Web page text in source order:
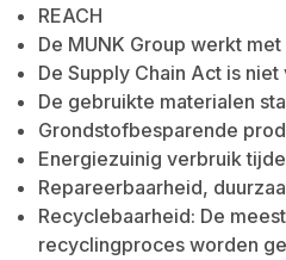
REACH
De MUNK Group werkt
De Supply Chain Act is
De gebruikte materialen
Grondstofbesparende
Energiezuinig verbruik
Repareerbaarheid,
Recyclebaarheid: De
recyclingproces worden